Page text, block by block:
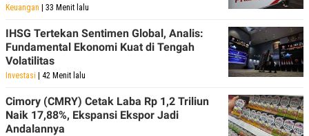
Keuangan | 33 Menit lalu
IHSG Tertekan Sentimen Global, Analis:
Fundamental Ekonomi Kuat di Tengah
Volatilitas
Investasi | 42 Menit lalu
Cimory (CMRY) Cetak Laba Rp 1,2 Triliun
Naik 17,88%, Ekspansi Ekspor Jadi
Andalannya